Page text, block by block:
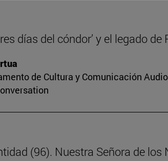
días del cóndor’ y el legado de
de Cultura y Comunicación
(96). Nuestra Señora de los